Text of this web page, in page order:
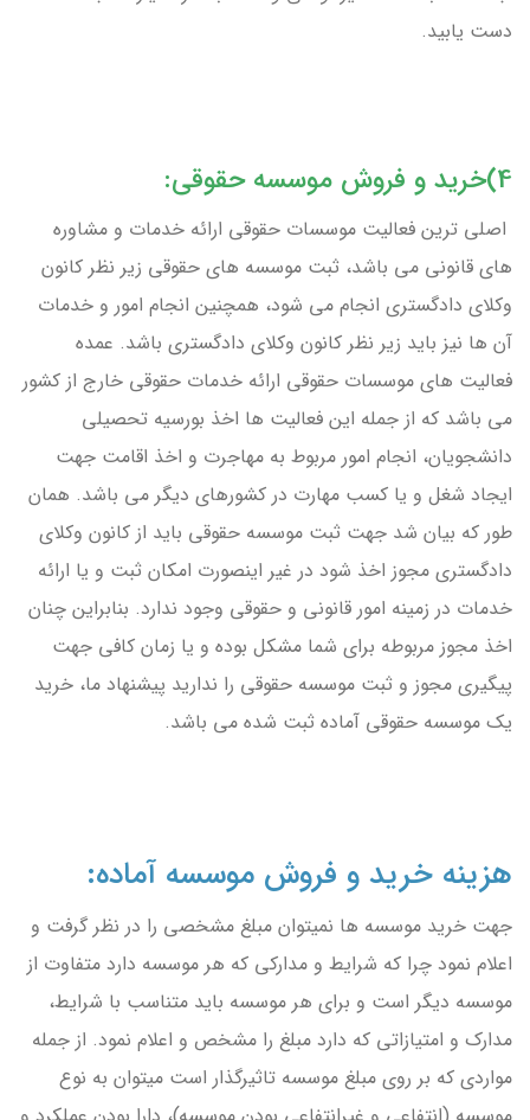
دست یابید.
4)خرید و فروش موسسه حقوقی:
اصلی ترین فعالیت موسسات حقوقی ارائه خدمات و مشاوره‌
های قانونی می باشد، ثبت موسسه های حقوقی زیر نظر کانون
وکلای دادگستری انجام می شود، همچنین انجام امور و خدمات
آن ها نیز باید زیر نظر کانون وکلای دادگستری باشد. عمده
فعالیت های موسسات حقوقی ارائه خدمات حقوقی خارج از کشور
می باشد که از جمله این فعالیت ها اخذ بورسیه تحصیلی
دانشجویان، انجام امور مربوط به مهاجرت و اخذ اقامت جهت
ایجاد شغل و یا کسب مهارت در کشورهای دیگر می باشد. همان
طور که بیان شد جهت ثبت موسسه حقوقی باید از کانون وکلای
دادگستری مجوز اخذ شود در غیر اینصورت امکان ثبت و یا ارائه
خدمات در زمینه امور قانونی و حقوقی وجود ندارد. بنابراین چنان
اخذ مجوز مربوطه برای شما مشکل بوده و یا زمان کافی جهت
پیگیری مجوز و ثبت موسسه حقوقی را ندارید پیشنهاد ما، خرید
یک موسسه حقوقی آماده ثبت شده می باشد.
هزینه خرید و فروش موسسه آماده:
جهت خرید موسسه ها نمیتوان مبلغ مشخصی را در نظر گرفت و
اعلام نمود چرا که شرایط و مدارکی که هر موسسه دارد متفاوت از
موسسه دیگر است و برای هر موسسه باید متناسب با شرایط،
مدارک و امتیازاتی که دارد مبلغ را مشخص و اعلام نمود. از جمله
مواردی که بر روی مبلغ موسسه تاثیرگذار است میتوان به نوع